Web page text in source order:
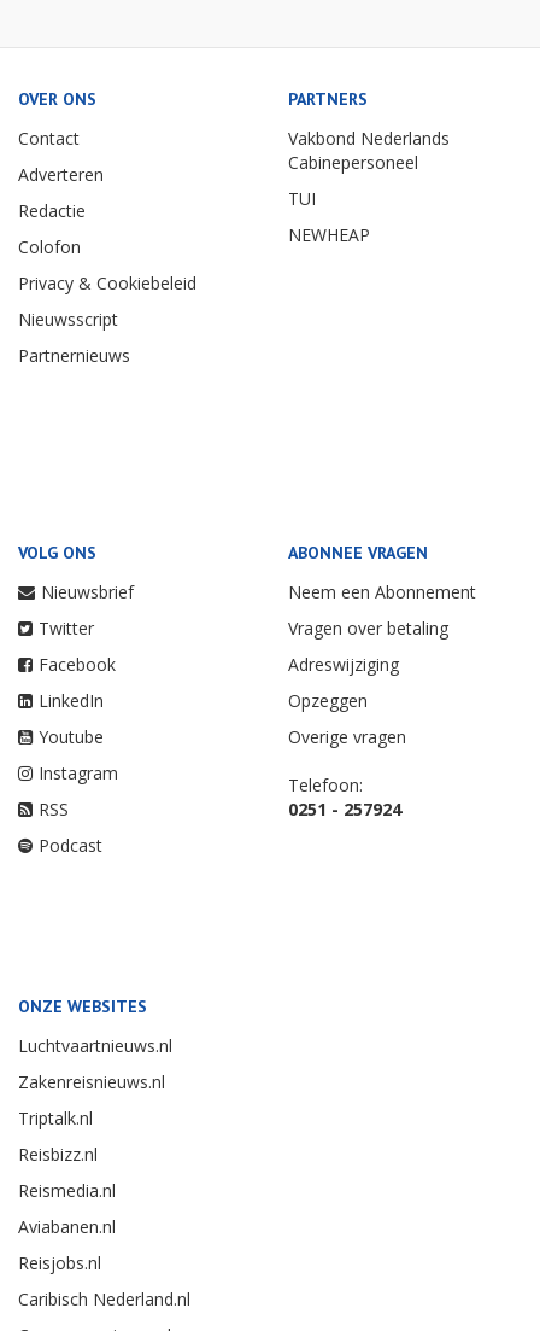
OVER ONS
Contact
Adverteren
Redactie
Colofon
Privacy & Cookiebeleid
Nieuwsscript
Partnernieuws
PARTNERS
Vakbond Nederlands
Cabinepersoneel
TUI
NEWHEAP
VOLG ONS
Nieuwsbrief
Twitter
Facebook
LinkedIn
Youtube
Instagram
RSS
Podcast
ABONNEE VRAGEN
Neem een Abonnement
Vragen over betaling
Adreswijziging
Opzeggen
Overige vragen
Telefoon:
0251 - 257924
ONZE WEBSITES
Luchtvaartnieuws.nl
Zakenreisnieuws.nl
Triptalk.nl
Reisbizz.nl
Reismedia.nl
Aviabanen.nl
Reisjobs.nl
Caribisch Nederland.nl